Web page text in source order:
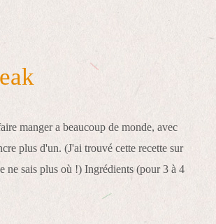
manger a beaucoup de monde, avec
plus d'un. (J'ai trouvé cette recette sur
ne sais plus où !) Ingrédients (pour 3 à 4